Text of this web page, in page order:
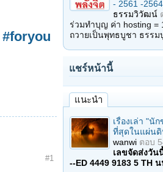
#foryou
#1
- 2561 -2564
ธรรมวิวัฒน์
ร่วมทำบุญ ค่า hosting =
ถวายเป็นพุทธบูชา ธรร
แชร์หน้านี้
แนะนำ
เรื่องเล่า "นั
ที่สุดในแผ่น
wanwi ตอบ
เลขจัดส่งวัน
--ED 4449 9183 5 TH